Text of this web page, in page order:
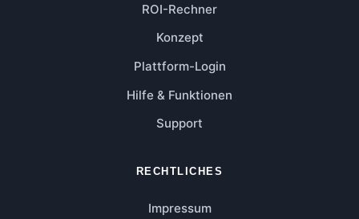
ROI-Rechner
Konzept
Plattform-Login
Hilfe & Funktionen
Support
RECHTLICHES
Impressum